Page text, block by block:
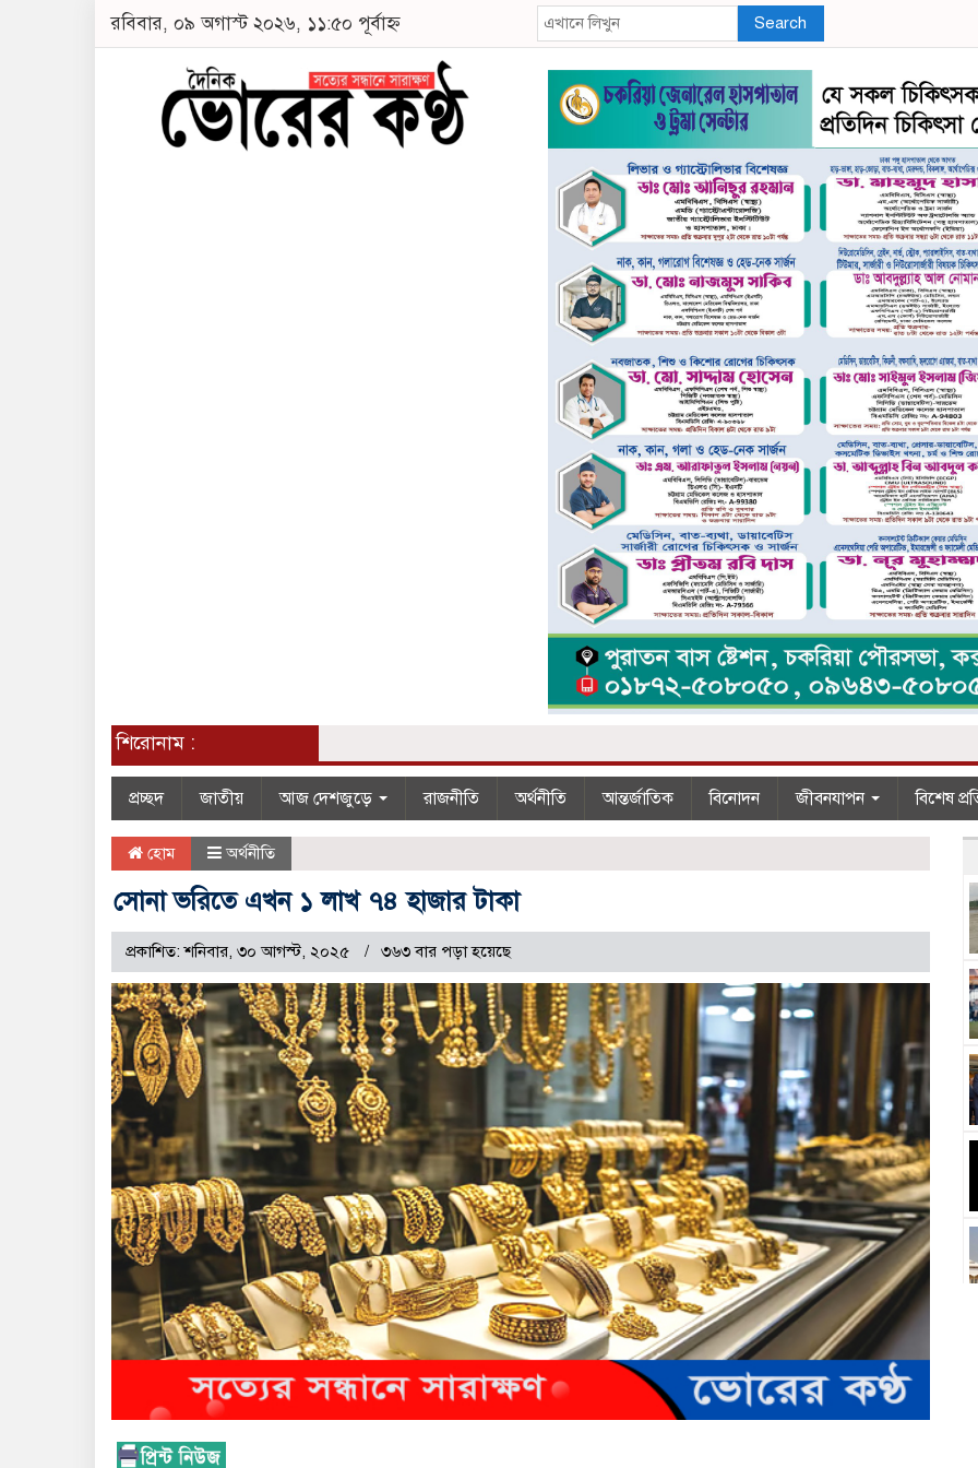
রবিবার, ০৯ অগাস্ট ২০২৬, ১১:৫০ পূর্বাহ্ন Search
শিরোনাম :
প্রচ্ছদ জাতীয় আজ দেশজুড়ে রাজনীতি অর্থনীতি আন্তর্জাতিক বিনোদন জীবনযাপন বিশেষ
হোম অর্থনীতি
সোনা ভরিতে এখন ১ লাখ ৭৪ হাজার টাকা
প্রকাশিত: শনিবার, ৩০ আগস্ট, ২০২৫ ৩৬৩ বার পড়া হয়েছে